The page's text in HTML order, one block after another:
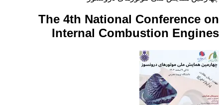
The 4th National Conference on
Internal Combustion Engines